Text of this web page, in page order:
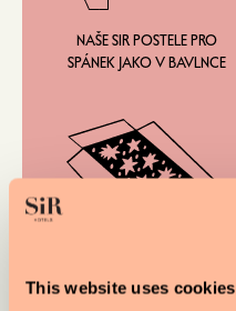
This website uses cookies
NAŠE SIR POSTELE PRO
SPÁNEK JAKO V BAVLNCE